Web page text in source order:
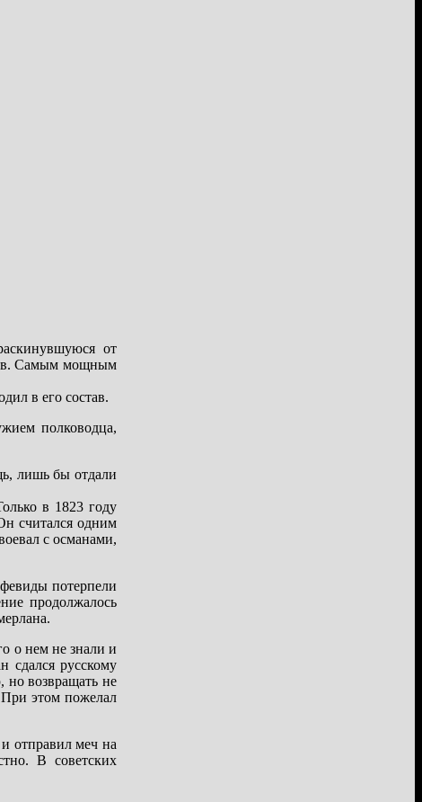
от
Самым мощным
в его состав.
полководца,
лишь бы отдали
в 1823 году
считался одним
с османами,
потерпели
продолжалось
о нем не знали и
сдался русскому
но возвращать не
При этом пожелал
отправил меч на
В советских